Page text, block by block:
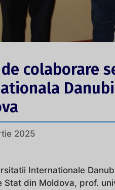
colaborare
2025
Internationale
Stat din Moldova, prof.